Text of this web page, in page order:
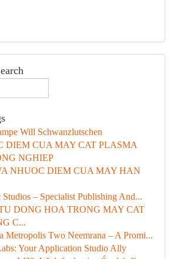
Will Schwanzlutschen
DIEM CUA MAY CAT PLASMA
NGHIEP
NHUOC DIEM CUA MAY HAN
– Specialist Publishing And...
DONG HOA TRONG MAY CAT
C...
Metropolis Two Neemrana – A Promi...
Your Application Studio Ally